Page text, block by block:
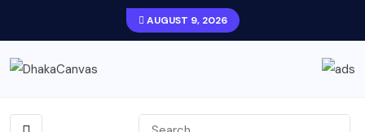
AUGUST 9, 2026